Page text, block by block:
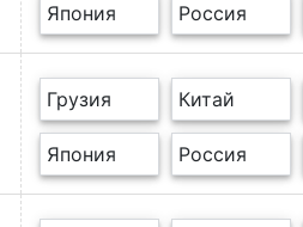
Япония Россия
Грузия Китай
Япония Россия